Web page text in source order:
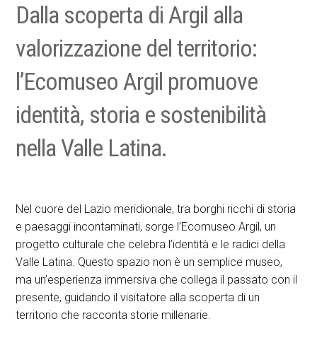
Dalla scoperta di Argil alla
valorizzazione del territorio:
l’Ecomuseo Argil promuove
identità, storia e sostenibilità
nella Valle Latina.
Nel cuore del Lazio meridionale, tra borghi ricchi di storia
e paesaggi incontaminati, sorge l’Ecomuseo Argil, un
progetto culturale che celebra l’identità e le radici della
Valle Latina. Questo spazio non è un semplice museo,
ma un’esperienza immersiva che collega il passato con il
presente, guidando il visitatore alla scoperta di un
territorio che racconta storie millenarie.